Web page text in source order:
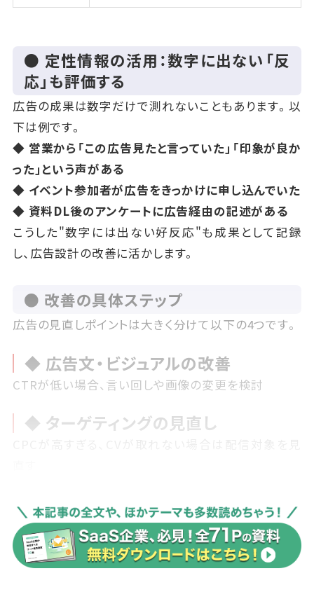
● 定性情報の活用：数字に出ない「反
応」も評価する
広告の成果は数字だけで測れないこともあります。以
下は例です。
◆ 営業から「この広告見たと言っていた」「印象が良か
った」という声がある
◆ イベント参加者が広告をきっかけに申し込んでいた
◆ 資料DL後のアンケートに広告経由の記述がある
こうした"数字には出ない好反応"も成果として記録
し、広告設計の改善に活かします。
● 改善の具体ステップ
広告の見直しポイントは大きく分けて以下の4つです。
◆ 広告文・ビジュアルの改善
CTRが低い場合、言い回しや画像の変更を検討
◆ ターゲティングの見直し
◆ LPの最適化
遷移後の直帰率が高い、CV率が低い場合は、CTAの配
置や文言を改善